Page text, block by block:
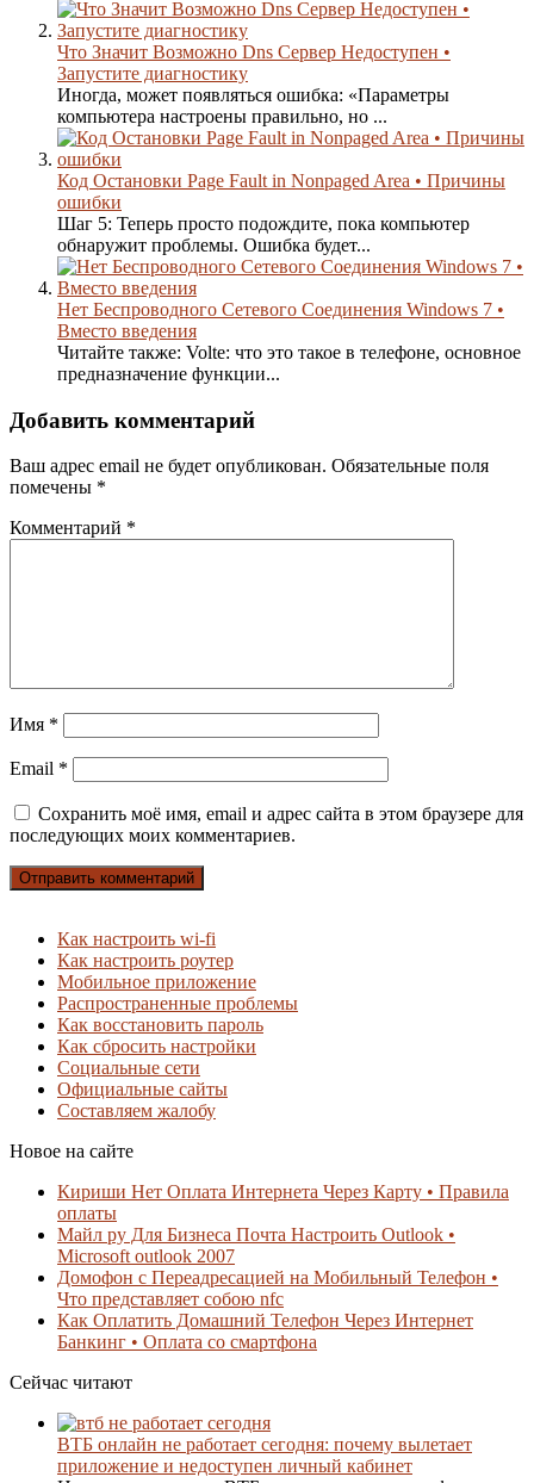
Что Значит Возможно Dns Сервер Недоступен •
Запустите диагностику
Иногда, может появляться ошибка: «Параметры
компьютера настроены правильно, но ...
Код Остановки Page Fault in Nonpaged Area • Причины
ошибки
Шаг 5: Теперь просто подождите, пока компьютер
обнаружит проблемы. Ошибка будет...
Нет Беспроводного Сетевого Соединения Windows 7 •
Вместо введения
Читайте также: Volte: что это такое в телефоне, основное
предназначение функции...
Добавить комментарий
Ваш адрес email не будет опубликован. Обязательные поля
помечены *
Комментарий *
Имя *
Email *
Сохранить моё имя, email и адрес сайта в этом браузере для
последующих моих комментариев.
Как настроить wi-fi
Как настроить роутер
Мобильное приложение
Распространенные проблемы
Как восстановить пароль
Как сбросить настройки
Социальные сети
Официальные сайты
Составляем жалобу
Новое на сайте
Кириши Нет Оплата Интернета Через Карту • Правила
оплаты
Майл ру Для Бизнеса Почта Настроить Outlook •
Microsoft outlook 2007
Домофон с Переадресацией на Мобильный Телефон •
Что представляет собою nfc
Как Оплатить Домашний Телефон Через Интернет
Банкинг • Оплата со смартфона
Сейчас читают
ВТБ онлайн не работает сегодня: почему вылетает
приложение и недоступен личный кабинет